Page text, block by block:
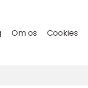
Om os Cookies